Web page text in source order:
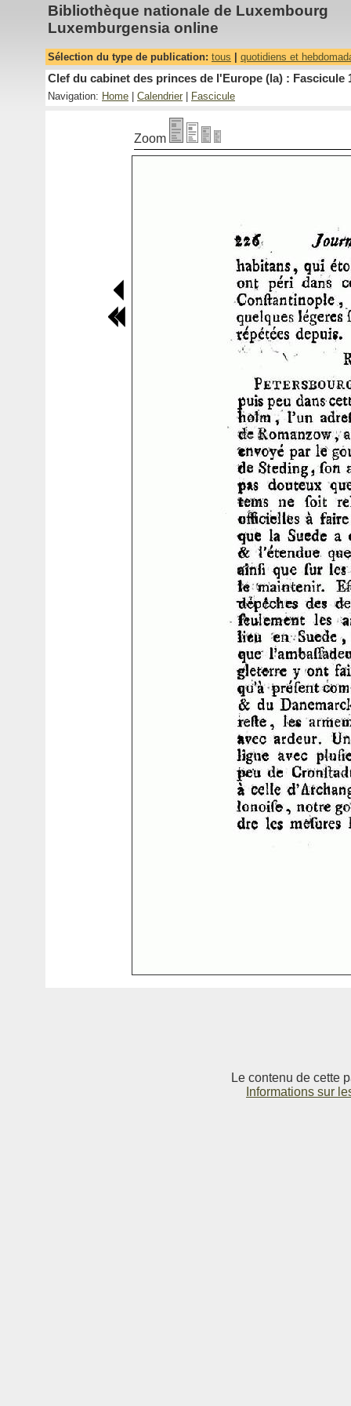
Bibliothèque nationale de Luxembourg
Luxemburgensia online
Sélection du type de publication: tous quotidiens et
Clef du cabinet des princes de l'Europe (la) : Fascicule
Navigation: Home Calendrier Fascicule
Zoom
Le contenu de cette
Informations sur